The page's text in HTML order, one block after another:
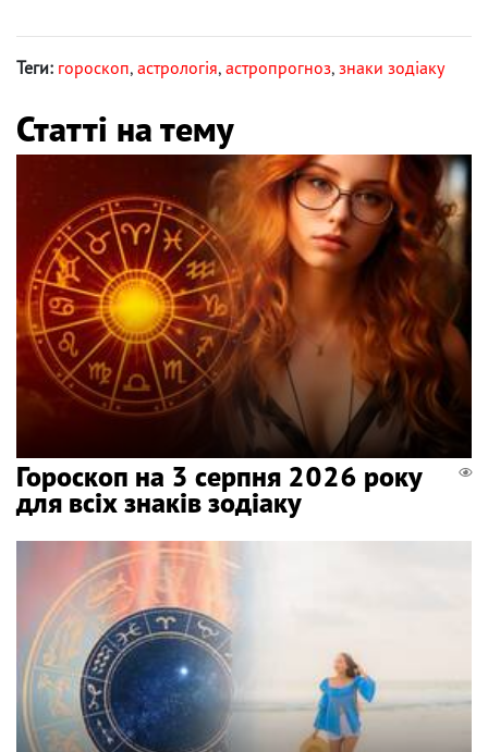
Теги: гороскоп, астрологія, астропрогноз, знаки зодіаку
Статті на тему
Гороскоп на 3 серпня 2026 року
для всіх знаків зодіаку